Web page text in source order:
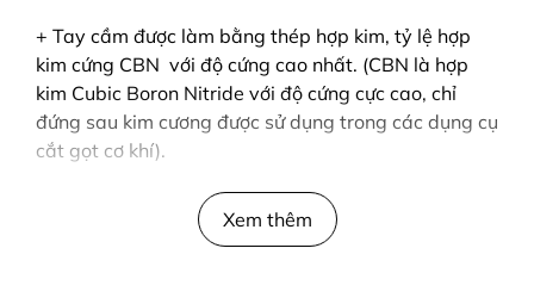
+ Tay cầm được làm bằng thép hợp kim, tỷ lệ hợp
kim cứng CBN với độ cứng cao nhất. (CBN là hợp
kim Cubic Boron Nitride với độ cứng cực cao, chỉ
đứng sau kim cương được sử dụng trong các dụng cụ
cắt gọt cơ khí).
+ Bề mặt tay cầm giữ được độ sáng cao, tay cầm
mạ Crom giúp tăng độ bền. Giúp cho tay cầm thiết
Xem thêm